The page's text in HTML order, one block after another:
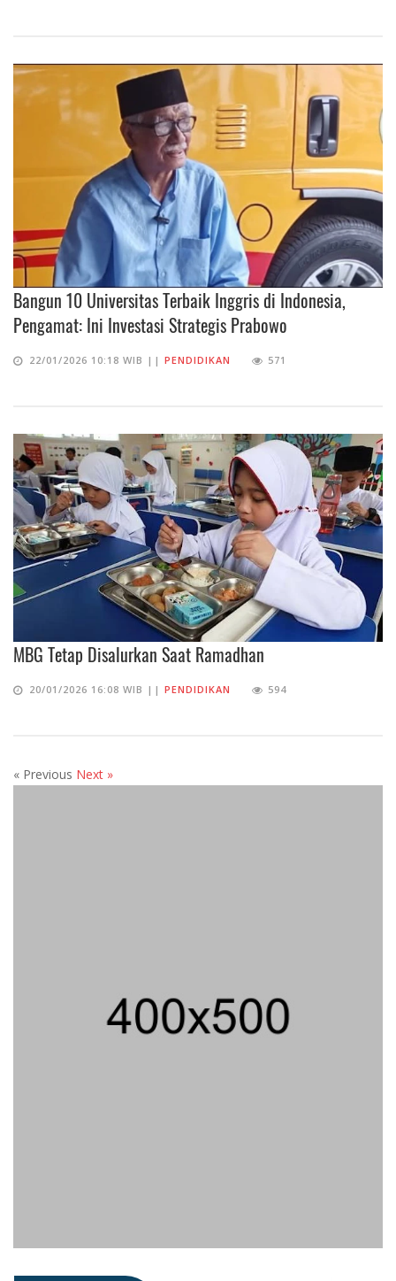
Bangun 10 Universitas Terbaik Inggris di Indonesia,
Pengamat: Ini Investasi Strategis Prabowo
22/01/2026 10:18 WIB || PENDIDIKAN 571
MBG Tetap Disalurkan Saat Ramadhan
20/01/2026 16:08 WIB || PENDIDIKAN 594
« Previous Next »